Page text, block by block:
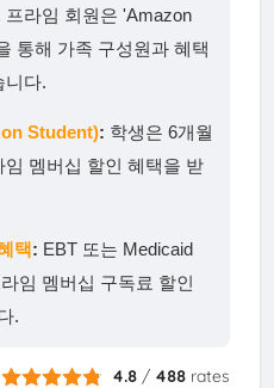
프라임 회원은 'Amazon
통해 가족 구성원과 혜택
니다.
Student): 학생은 6개월
임 멤버십 할인 혜택을 받
택: EBT 또는 Medicaid
임 멤버십 구독료 할인
.
4.8 / 488 rates